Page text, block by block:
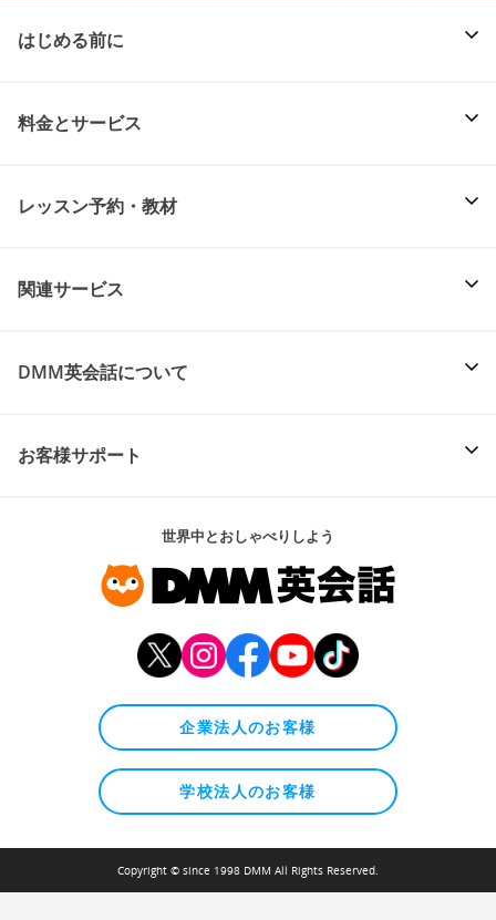
はじめる前に
料金とサービス
レッスン予約・教材
関連サービス
DMM英会話について
お客様サポート
世界中とおしゃべりしよう
企業法人のお客様
学校法人のお客様
Copyright © since 1998 DMM All Rights Reserved.